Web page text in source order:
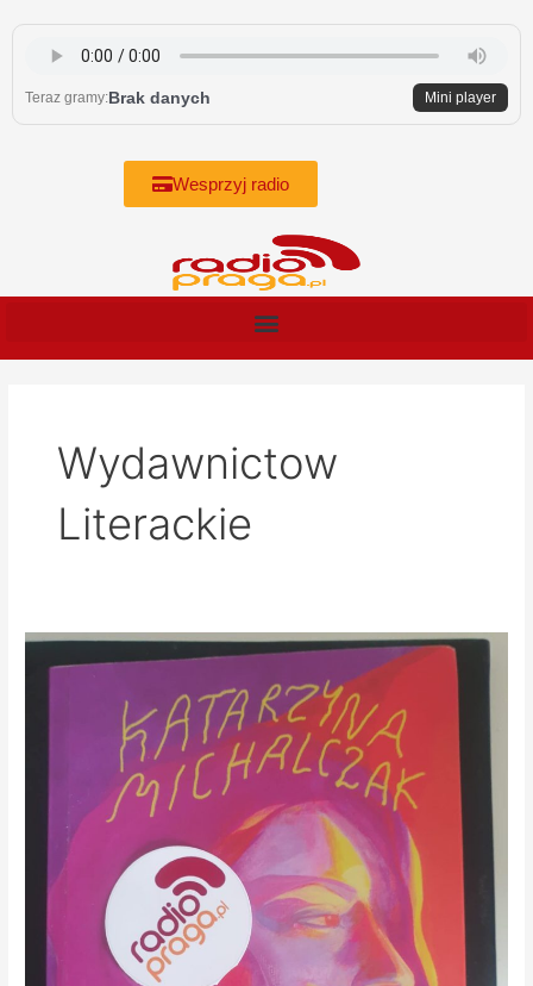
content
Teraz gramy:Brak danych Mini player
Wesprzyj radio
Wydawnictow
Literackie
Relacyjny
majstersztyk
Michalczak
audycji